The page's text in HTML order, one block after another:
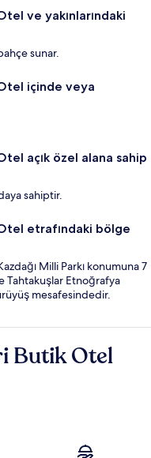
ve yakınlarındaki
sunar.
içinde veya
açık özel alana sahip
sahiptir.
etrafındaki bölge
Milli Parkı konumuna 7
Tahtakuşlar Etnoğrafya
mesafesindedir.
Butik Otel